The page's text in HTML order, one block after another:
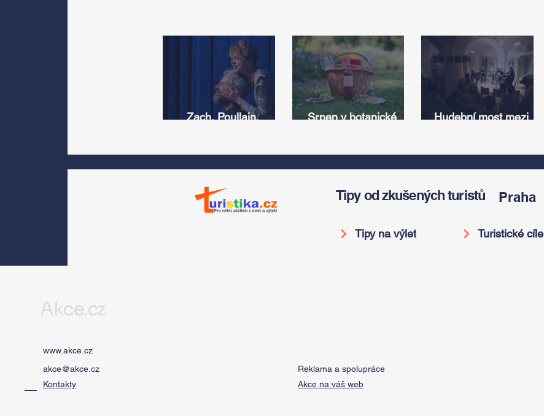
Zach, Poullain,
srpnu představí s
Divadlem Bez zábradlí
Voděrádky u Říčan
Srpen v botanické
světa a vinařské
oslavy
Hudební most mezi
Antonína Dvořáka
ožije v jeho rodném
Tipy od zkušených turistů Praha
Tipy na výlet Turistické cíle
Akce.cz
www.akce.cz
akce@akce.cz
Kontakty
Reklama a spolupráce
Akce na váš web